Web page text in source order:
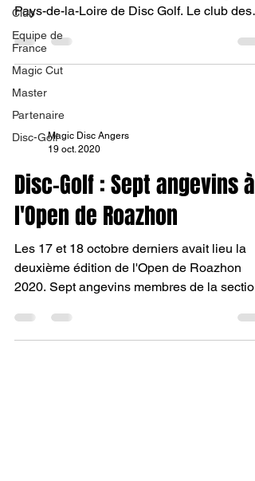
Club
Equipe de
France
Magic Cut
Master
Partenaire
Disc-Golf
Pays-de-la-Loire de Disc Golf. Le club des
Magic Disc était...
Magic Disc Angers
19 oct. 2020
Disc-Golf : Sept angevins à
l'Open de Roazhon
Les 17 et 18 octobre derniers avait lieu la
deuxième édition de l'Open de Roazhon
2020. Sept angevins membres de la section